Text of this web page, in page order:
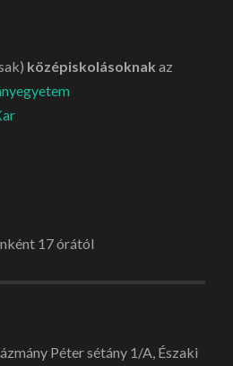
középiskolásoknak az
17 órától
Péter sétány 1/A, Északi